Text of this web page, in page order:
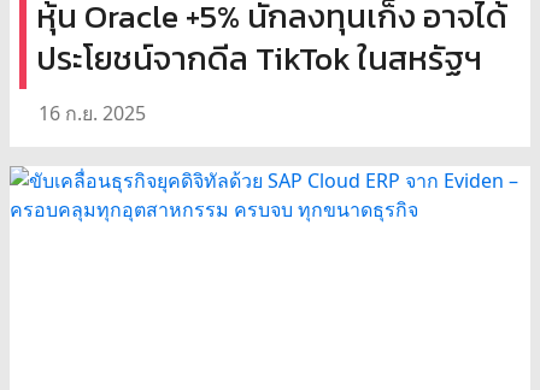
หุ้น Oracle +5% นักลงทุนเก็ง อาจได้
ประโยชน์จากดีล TikTok ในสหรัฐฯ
16 ก.ย. 2025